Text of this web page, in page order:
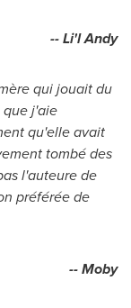
-- Li'l Andy
qui jouait du
que j'aie
qu'elle avait
tombé des
l'auteure de
préférée de
-- Moby